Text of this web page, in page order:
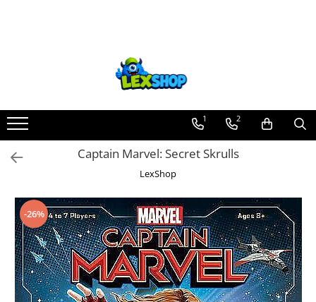
Board Games
Extensii boardgames
Card Games (jocuri cu carti)
Jocuri pentru toata familia
Party Games (jocuri de petrecere)
Jocuri pentru copii
Smart Games
Puzzle-uri logice
1 2
Captain Marvel: Secret Skrulls
LexShop
-26%